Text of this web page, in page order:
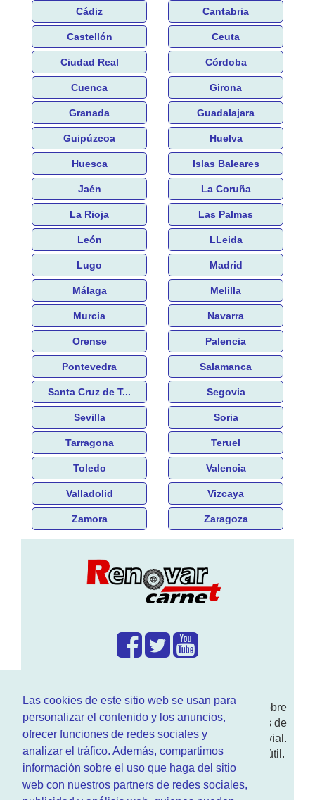
Las cookies de este sitio web se usan para
personalizar el contenido y los anuncios,
ofrecer funciones de redes sociales y
analizar el tráfico. Además, compartimos
información sobre el uso que haga del sitio
web con nuestros partners de redes sociales,
Cádiz Cantabria
Castellón Ceuta
Ciudad Real Córdoba
Cuenca Girona
Granada Guadalajara
Guipúzcoa Huelva
Huesca Islas Baleares
Jaén La Coruña
La Rioja Las Palmas
León LLeida
Lugo Madrid
Málaga Melilla
Murcia Navarra
Orense Palencia
Pontevedra Salamanca
Santa Cruz de T... Segovia
Sevilla Soria
Tarragona Teruel
Toledo Valencia
Valladolid Vizcaya
Zamora Zaragoza
Enwww.RenovarCarnet.comTe contamos sobre
larenovación del permisode conducir, noticias de
actualidad motor y sobre todo seguridad vial.
Ademas tenemos todo tipo de información DGT útil.
¿Quienes somos?